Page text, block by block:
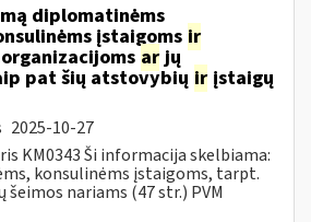
diplomatinėms
įstaigoms ir
arjų
pat šių atstovybių ir įstaigų
2025-10-27
KM0343 Ši informacija skelbiama:
konsulinėms įstaigoms, tarpt.
šeimos nariams (47 str.) PVM